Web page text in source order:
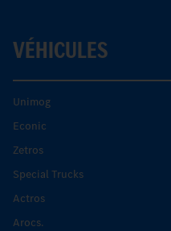
VÉHICULES
Unimog
Econic
Zetros
Special Trucks
Actros
Arocs.